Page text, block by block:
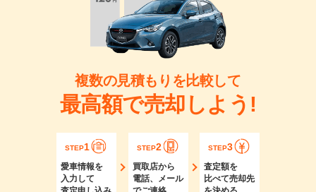
複数の見積もりを比較して
最高額で売却しよう!
STEP1
愛車情報を
入力して
STEP2
買取店から
電話、メール
STEP3
査定額を
比べて売却先